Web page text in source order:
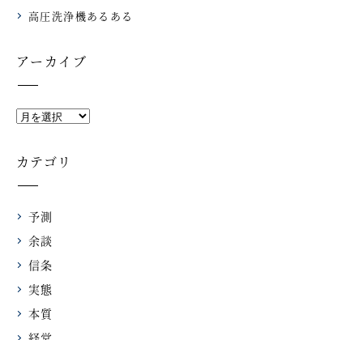
高圧洗浄機あるある
アーカイブ
カテゴリ
予測
余談
信条
実態
本質